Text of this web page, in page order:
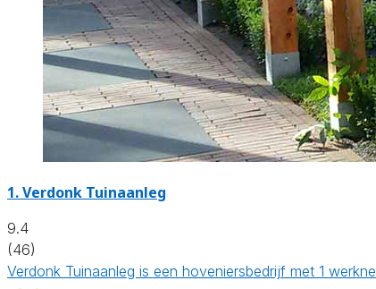
1.Verdonk Tuinaanleg
9.4
(46)
Verdonk Tuinaanleg is een hoveniersbedrijf met 1